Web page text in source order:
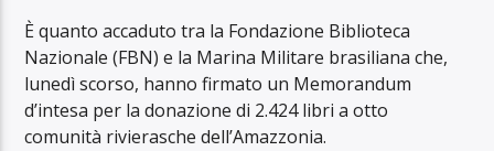
È quanto accaduto tra la Fondazione Biblioteca
Nazionale (FBN) e la Marina Militare brasiliana che,
lunedì scorso, hanno firmato un Memorandum
d’intesa per la donazione di 2.424 libri a otto
comunità rivierasche dell’Amazzonia.